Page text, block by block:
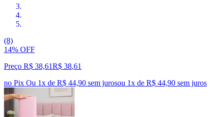
(8)
14% OFF
Preço R$ 38,61R$ 38,61
no Pix Ou 1x de R$ 44,90 sem jurosou 1x de R$ 44,90 sem juros